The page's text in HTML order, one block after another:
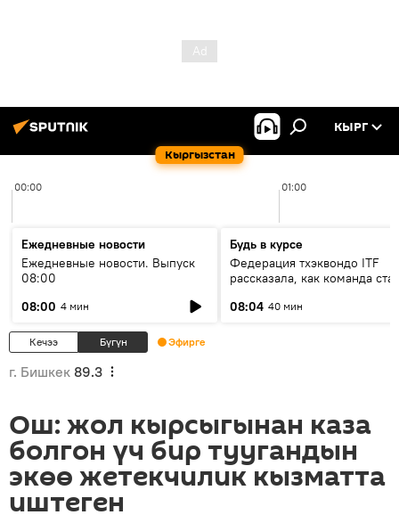
Кыргызстан
КЫРГ
00:00 01:00
Ежедневные новости
Ежедневные новости. Выпуск
08:00
08:00 4 мин
Будь в курсе
Федерация тхэквондо ITF
рассказала, как команда
08:04 40 мин
Кечээ Бүгүн Эфирге
г. Бишкек 89.3
Ош: жол кырсыгынан каза
болгон үч бир туугандын
экөө жетекчилик кызматта
иштеген